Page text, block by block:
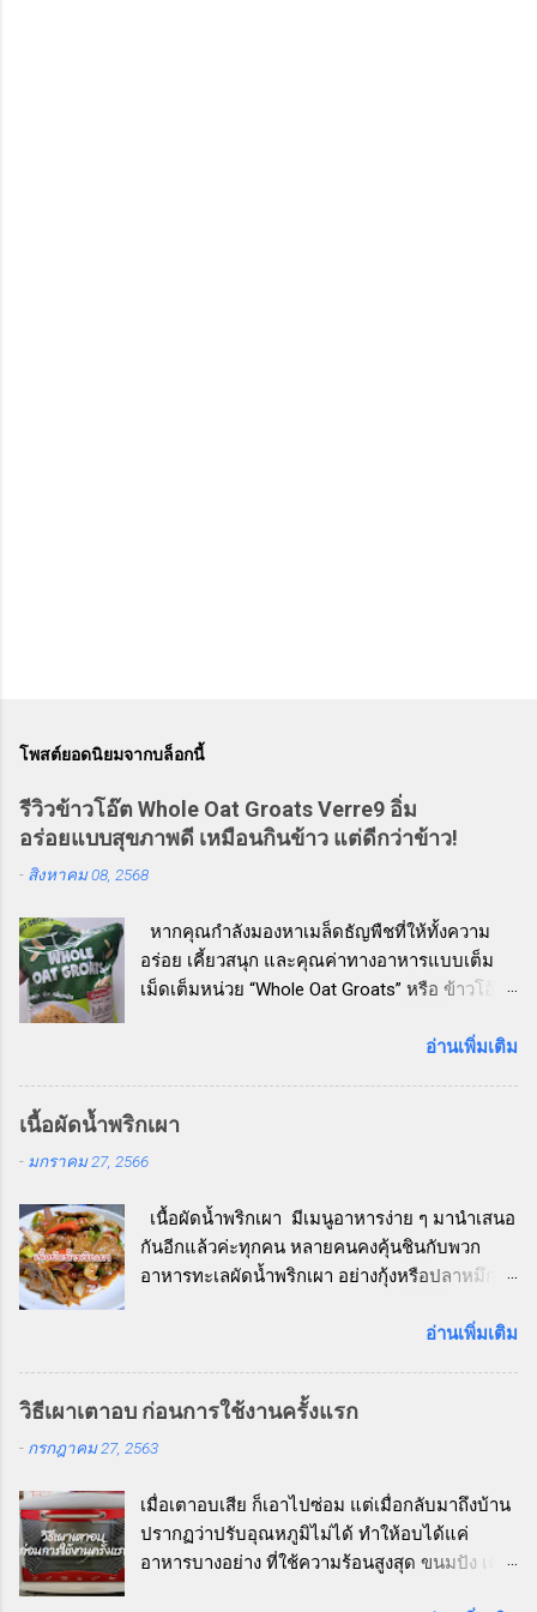
โพสต์ยอดนิยมจากบล็อกนี้
รีวิวข้าวโอ๊ต Whole Oat Groats Verre9 อิ่ม
อร่อยแบบสุขภาพดี เหมือนกินข้าว แต่ดีกว่าข้าว!
- สิงหาคม 08, 2568
หากคุณกำลังมองหาเมล็ดธัญพืชที่ให้ทั้งความ
อร่อย เคี้ยวสนุก และคุณค่าทางอาหารแบบเต็ม
เม็ดเต็มหน่วย “Whole Oat Groats” หรือ ข้าวโอ๊ต
วันนี้ผู้เขียนลองหยิบสินค้าน่าสนใจจากชั้นวาง
คืออะไร? ข้าวโอ๊ต Whole Oat Groats คือ ข้าว
โอ๊ตเต็มเมล็ดที่ไม่ผ่านการบดหรือรีดแบน เหมือน
Oats) ทำให้ยังคงคุณค่าทางโภชนาการไว้อย่าง
ครบถ้วน ทั้งใยอาหารสูง วิตามิน แร่ธาตุ และไข
มันดีที่พบในเมล็ดโอ๊ตดั้งเดิม จุดเด่นของ
✅ ไม่มีคอเลสเตอรอล ✅ ไม่มีโซเดียม ✅ ให้
✅ รสชาติอร่อย เคี้ยวเพลิน เหมือนข้าวกล้องแต่
เนื้อนุ่มกว่า ✅ เหมาะกับคนที่กำลังลดน้ำหนัก คุม
เบาหวาน หรือเน้นสุขภาพหัวใจ วิธีการหุง
ให้สะอาด 1-2 ครั้ง ใช้สัดส่วนน้ำต่อข้าวโอ๊ต
ประมาณ 2 : 1 นำไปหุงในหม้อหุงข้าวตามปกติ สุก
แล้วจะได้เมล็ดข้าวที่อ่อนนุ่ม เคี้ยวหนึบ ไม่เ...
อ่านเพิ่มเติม
เนื้อผัดน้ำพริกเผา
- มกราคม 27, 2566
เนื้อผัดน้ำพริกเผา มีเมนูอาหารง่าย ๆ มานำเสนอ
กันอีกแล้วค่ะทุกคน หลายคนคงคุ้นชินกับพวก
อาหารทะเลผัดน้ำพริกเผา อย่างกุ้งหรือปลาหมึก
นอกจากหอยแมลงภู่ กับหอยนางรมเท่านั้นที่
ไปได้เลย เคยลองกินแค่ครั้งเดียว แล้วบอกว่า
เหมือนกินยางพารา ยังแอบคิดในใจว่าเคยกิน
ยางพาราด้วยเหรอ ถึงได้รู้ดี แต่ก็แค่คิดคนเดียว
ไม่ชอบอาหารทะเล แต่ชอบรสชาติของผัดน้ำพริก
เผา ก็เปลี่ยนเป็นเนื้อสัตว์ให้ก็แล้วกัน เมนูนี้ผู้เขียน
ใช้หมูบ้าง ไก่บ้าง เนื้อบ้าง สลับสับเปลี่ยนกันไป
อ่านเพิ่มเติม
วิธีเผาเตาอบ ก่อนการใช้งานครั้งแรก
- กรกฎาคม 27, 2563
เมื่อเตาอบเสีย ก็เอาไปซ่อม แต่เมื่อกลับมาถึงบ้าน
ปรากฏว่าปรับอุณหภูมิไม่ได้ ทำให้อบได้แค่
อาหารบางอย่าง ที่ใช้ความร้อนสูงสุด ขนมปัง เค้ก